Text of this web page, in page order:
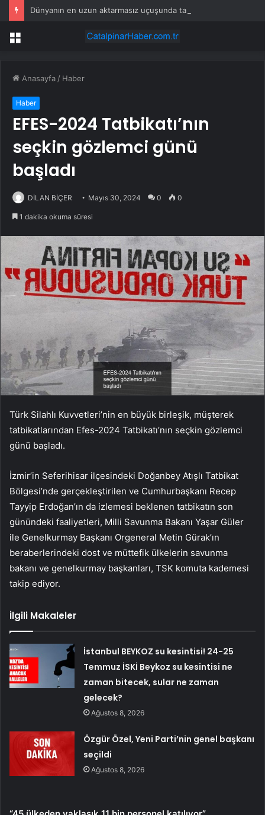
Menü
Anasayfa / Haber
Haber
EFES-2024 Tatbikatı’nın
seçkin gözlemci günü
başladı
DİLAN BİÇER Mayıs 30, 2024 0 0
1 dakika okuma süresi
Türk Silahlı Kuvvetleri’nin en büyük birleşik, müşterek
tatbikatlarından Efes-2024 Tatbikatı’nın seçkin gözlemci
günü başladı.
İzmir’in Seferihisar ilçesindeki Doğanbey Atışlı Tatbikat
Bölgesi’nde gerçekleştirilen ve Cumhurbaşkanı Recep
Tayyip Erdoğan’ın da izlemesi beklenen tatbikatın son
günündeki faaliyetleri, Milli Savunma Bakanı Yaşar Güler
ile Genelkurmay Başkanı Orgeneral Metin Gürak’ın
beraberlerindeki dost ve müttefik ülkelerin savunma
bakanı ve genelkurmay başkanları, TSK komuta kademesi
takip ediyor.
İlgili Makaleler
İstanbul BEYKOZ su kesintisi! 24-25
Temmuz İSKİ Beykoz su kesintisi ne
zaman bitecek, sular ne zaman
gelecek?
Ağustos 8, 2026
Özgür Özel, Yeni Parti’nin genel başkanı
seçildi
Ağustos 8, 2026